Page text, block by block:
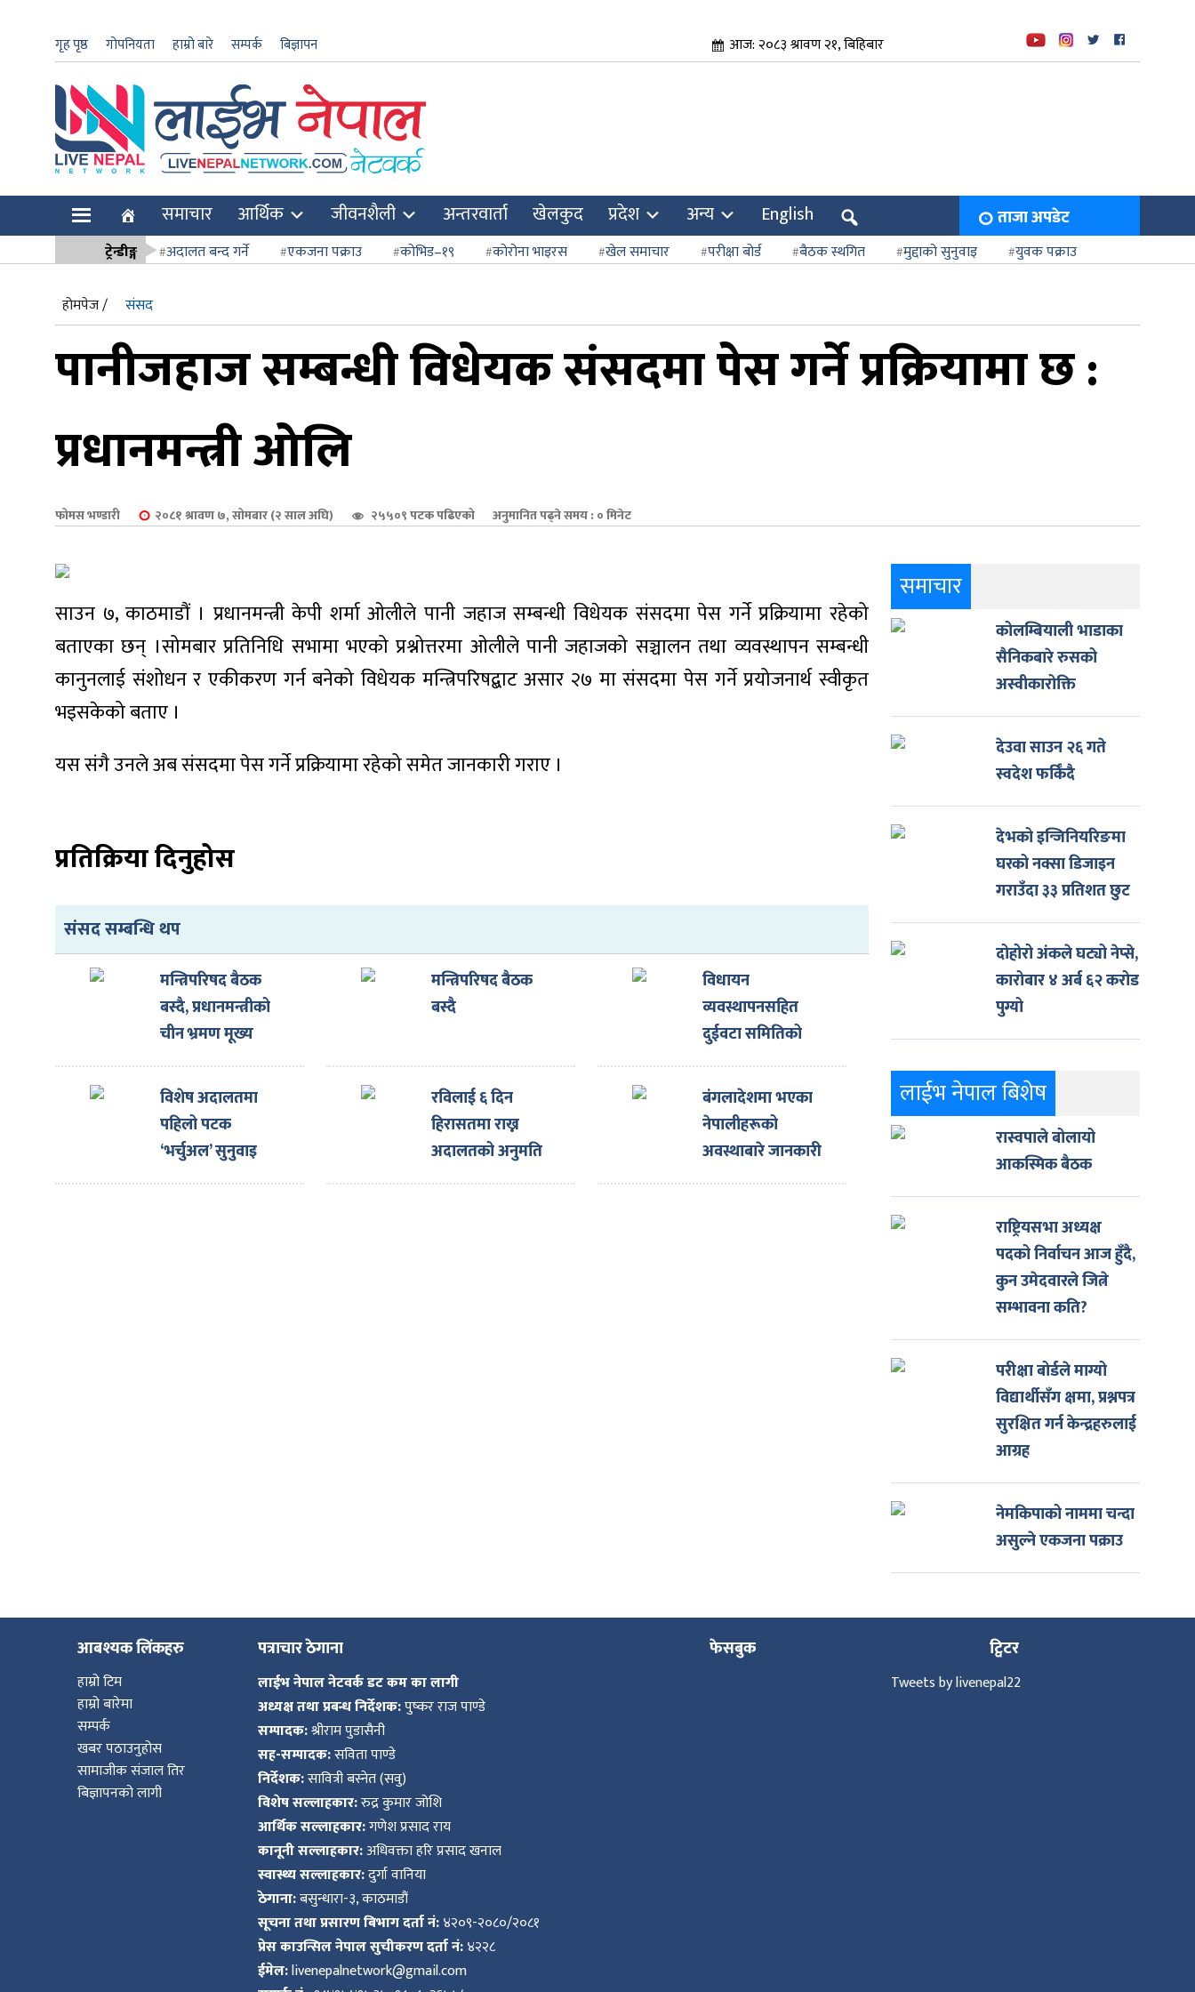
गृह पृष्ठ गोपनियता हाम्रो बारे सम्पर्क बिज्ञापन आज: २०८३ श्रावण २१, बिहिबार
समाचार आर्थिक जीवनशैली अन्तरवार्ता खेलकुद प्रदेश अन्य English ताजा अपडेट
ट्रेन्डीङ्ग अदालत बन्द गर्ने एकजना पक्राउ कोभिड–१९ कोरोना भाइरस खेल समाचार परीक्षा बोर्ड बैठक स्थगित मुद्दाको सुनुवाइ
युवक पक्राउ
होमपेज /
संसद
पानीजहाज सम्बन्धी विधेयक संसदमा पेस गर्ने प्रक्रियामा छ :
प्रधानमन्त्री ओलि
फोमस भण्डारी २०८१ श्रावण ७, सोमबार (२ साल अघि) २५५०९ पटक पढिएको अनुमानित पढ्ने समय : ० मिनेट
साउन ७, काठमाडौं । प्रधानमन्त्री केपी शर्मा ओलीले पानी जहाज सम्बन्धी विधेयक संसद‍मा पेस गर्ने प्रक्रियामा रहेको
बताएका छन् ।सोमबार प्रतिनिधि सभामा भएको प्रश्नोत्तरमा ओलीले पानी जहाजको सञ्चालन तथा व्यवस्थापन सम्बन्धी
कानुनलाई संशोधन र एकीकरण गर्न बनेको विधेयक मन्त्रिपरिषद्बाट असार २७ मा संसदमा पेस गर्ने प्रयोजनार्थ स्वीकृत
भइसकेको बताए ।
यस संगै उनले अब संसद‍मा पेस गर्ने प्रक्रियामा रहेको समेत जानकारी गराए ।
प्रतिक्रिया दिनुहोस
संसद सम्बन्धि थप
मन्त्रिपरिषद बैठक
बस्दै, प्रधानमन्त्रीको
चीन भ्रमण मूख्य
एजेण्डा
मन्त्रिपरिषद बैठक
बस्दै
विधायन
व्यवस्थापनसहित
दुईवटा समितिको
बैठक बस्दै
विशेष अदालतमा
पहिलो पटक
‘भर्चुअल’ सुनुवाइ
रविलाई ६ दिन
हिरासतमा राख्न
अदालतको अनुमति
बंगलादेशमा भएका
नेपालीहरूको
अवस्थाबारे जानकारी
गराउन प्रभु साहको
समाचार
कोलम्बियाली भाडाका
सैनिकबारे रुसको
अस्वीकारोक्ति
देउवा साउन २६ गते
स्वदेश फर्किँदै
देभको इन्जिनियरिङमा
घरको नक्सा डिजाइन
गराउँदा ३३ प्रतिशत छुट
दोहोरो अंकले घट्यो नेप्से,
कारोबार ४ अर्ब ६२ करोड
पुग्यो
लाईभ नेपाल बिशेष
रास्वपाले बोलायो
आकस्मिक बैठक
राष्ट्रियसभा अध्यक्ष
पदको निर्वाचन आज हुँदै,
कुन उमेदवारले जित्ने
सम्भावना कति?
परीक्षा बोर्डले माग्यो
विद्यार्थीसँग क्षमा, प्रश्नपत्र
सुरक्षित गर्न केन्द्रहरुलाई
आग्रह
नेमकिपाको नाममा चन्दा
असुल्ने एकजना पक्राउ
आबश्यक लिंकहरु
हाम्रो टिम
हाम्रो बारेमा
सम्पर्क
खबर पठाउनुहोस
सामाजीक संजाल तिर
बिज्ञापनको लागी
पत्राचार ठेगाना
लाईभ नेपाल नेटवर्क डट कम का लागी
अध्यक्ष तथा प्रबन्ध निर्देशक:पुष्कर राज पाण्डे
सम्पादक:श्रीराम पुडासैनी
सह-सम्पादक:सविता पाण्डे
निर्देशक:सावित्री बस्नेत (सवु)
विशेष सल्लाहकार:रुद्र कुमार जोशि
आर्थिक सल्लाहकार:गणेश प्रसाद राय
कानूनी सल्लाहकार:अधिवक्ता हरि प्रसाद खनाल
स्वास्थ्य सल्लाहकार:दुर्गा वानिया
ठेगाना:बसुन्धारा-३, काठमाडौं
सूचना तथा प्रसारण बिभाग दर्ता नं:४२०९-२०८०/२०८१
प्रेस काउन्सिल नेपाल सुचीकरण दर्ता नं:४२२८
ईमेल:livenepalnetwork@gmail.com
फेसबुक ट्विटर
Tweets by livenepal22